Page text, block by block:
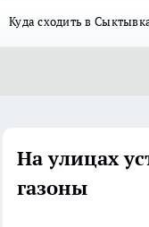
Куда сходить в
На улицах
газоны